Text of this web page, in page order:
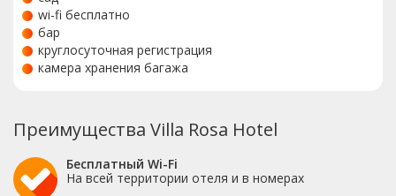
wi-fi бесплатно
бар
круглосуточная регистрация
камера хранения багажа
Преимущества Villa Rosa Hotel
Бесплатный Wi-Fi
На всей территории отеля и в номерах